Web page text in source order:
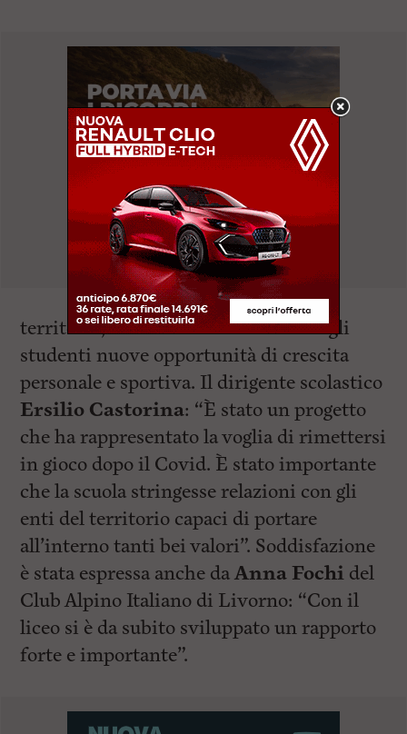
territorio, con l’obiettivo di offrire agli
studenti nuove opportunità di crescita
personale e sportiva. Il dirigente scolastico
Ersilio Castorina: “È stato un progetto
che ha rappresentato la voglia di rimettersi
in gioco dopo il Covid. È stato importante
che la scuola stringesse relazioni con gli
enti del territorio capaci di portare
all’interno tanti bei valori”. Soddisfazione
è stata espressa anche daAnna Fochi del
Club Alpino Italiano di Livorno: “Con il
liceo si è da subito sviluppato un rapporto
forte e importante”.